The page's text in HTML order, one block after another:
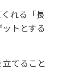
れる「長
トとする
てること